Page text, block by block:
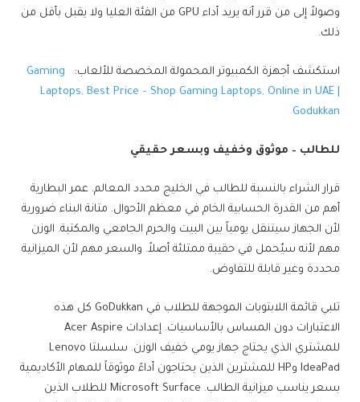
وصولاً إلى من قرر أنه يريد أداء GPU من الفئة العليا ولا يقبل بأقل من
ذلك.
استكشف أجهزة الكمبيوتر المحمولة المخصصة للألعاب: Gaming
Laptops, Best Price – Shop Gaming Laptops, Online in UAE |
Godukkan
للطالب – موثوق وخفيف وبسعر حقيقي
قرار الشراء بالنسبة للطالب في الخليج محدد المعالم. عمر البطارية
أهم من القدرة الحسابية الخام في معظم الأحوال. متانة البناء ضرورية
لأن الجهاز سيتنقل يومياً بين البيت والحرم الجامعي والمكتبة. الوزن
مهم لأنه سيُحمل في حقيبة ممتلئة أصلاً. والسعر مهم لأن الميزانية
محددة وغير قابلة للتفاوض.
تلبي قائمة اللابتوبات الموجهة للطلاب في GoDukkan كل هذه
الاعتبارات دون المساس بالأساسيات. إعدادات Acer Aspire
للمشتري الذي يحتاج جهاز يومي خفيف الوزن. سلسلتا Lenovo
IdeaPad وHP للمشترين الذين يحتاجون أداءً موثوقاً للمهام الأكاديمية
بسعر يناسب ميزانية الطالب. Microsoft Surface للطلاب الذين